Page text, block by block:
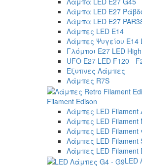
Λάμπα LED E27
Λάμπα LED E27
Λάμπες LED E14
Λάμπες Ψυγείου E14
Γλόμποι E27 LED
UFO E27 LED F120 -
Έξυπνες Λάμπες
Λάμπες R7S
Filament Edison
Λάμπες LED
Λάμπες LED Filament
Λάμπες LED Filament
Λάμπες LED Filament
Λάμπες LED Filament
LED